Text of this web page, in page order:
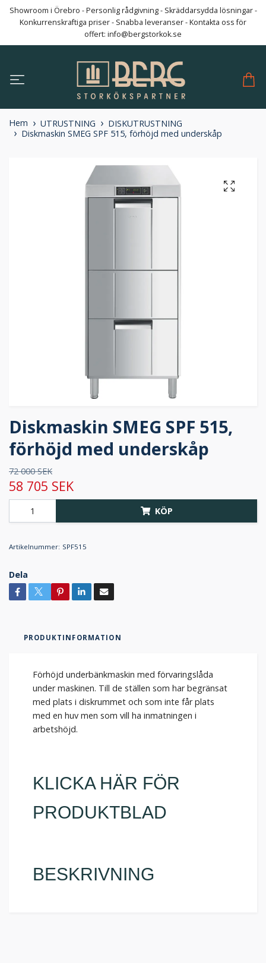
Showroom i Örebro - Personlig rådgivning - Skräddarsydda lösningar -
Konkurrenskraftiga priser - Snabba leveranser - Kontakta oss för
offert: info@bergstorkok.se
Hem UTRUSTNING
DISKUTRUSTNING
Diskmaskin SMEG SPF 515, förhöjd med underskåp
Diskmaskin SMEG SPF 515,
förhöjd med underskåp
72 000 SEK
58 705 SEK
KÖP
Artikelnummer: SPF515
Dela
PRODUKTINFORMATION
Förhöjd underbänkmaskin med förvaringslåda
under maskinen. Till de ställen som har begränsat
med plats i diskrummet och som inte får plats
med en huv men som vill ha inmatningen i
arbetshöjd.
KLICKA HÄR FÖR
PRODUKTBLAD
BESKRIVNING